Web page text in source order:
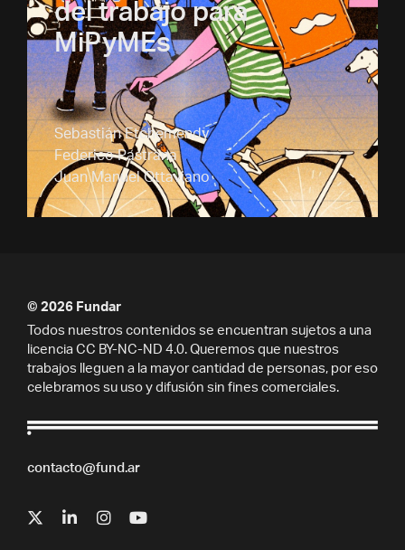
del trabajo para
MiPyMEs
Sebastián Etchemendy
Federico Pastrana
Juan Manuel Ottaviano
contacto@fund.ar
© 2026 Fundar
Todos nuestros contenidos se encuentran sujetos a una
licencia CC BY-NC-ND 4.0. Queremos que nuestros
trabajos lleguen a la mayor cantidad de personas, por eso
celebramos su uso y difusión sin fines comerciales.